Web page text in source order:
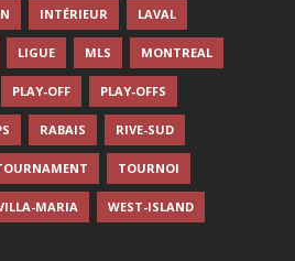
INTÉRIEUR LAVAL
LIGUE MLS MONTREAL
PLAY-OFF PLAY-OFFS
RABAIS RIVE-SUD
TOURNOI
MARIA WEST-ISLAND